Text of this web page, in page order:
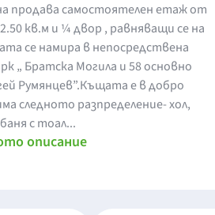
продава самостоятелен етаж от
кв.м и ¼ двор , равняващи се на
се намира в непосредствена
„ Братска Могила и 58 основно
Румянцев”.Къщата е в добро
следното разпределение- хол,
с тоал...
описание